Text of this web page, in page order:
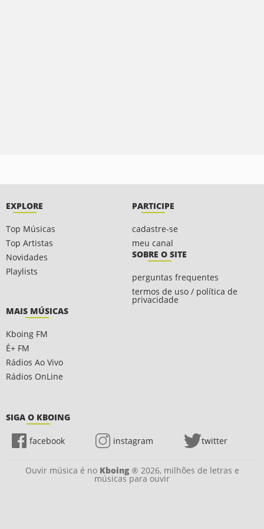
EXPLORE
Top Músicas
Top Artistas
Novidades
Playlists
PARTICIPE
cadastre-se
meu canal
SOBRE O SITE
perguntas frequentes
termos de uso / política de
privacidade
MAIS MÚSICAS
Kboing FM
É+ FM
Rádios Ao Vivo
Rádios OnLine
SIGA O KBOING
facebook instagram twitter
Ouvir música é no Kboing® 2026, milhões de letras e
músicas para ouvir